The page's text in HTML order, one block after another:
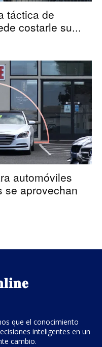
táctica de
costarle su...
automóviles
se aprovechan
que el conocimiento
inteligentes en un
cambio.